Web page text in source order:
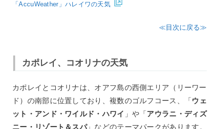
「AccuWeather」ハレイワの天気
≪目次に戻る≫
カポレイ、コオリナの天気
カポレイとコオリナは、オアフ島の西側エリア（リーワー
ド）の南部に位置しており、複数のゴルフコース、「ウェ
ット・アンド・ワイルド・ハワイ 」や「アウラニ・ディズ
ニー・リゾート＆スパ」などのテーマパークがあります。